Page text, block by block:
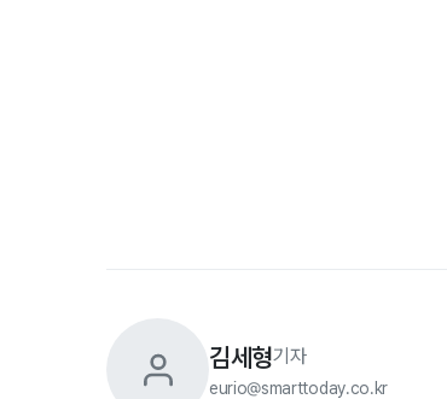
김세형기자
eurio@smarttoday.co.kr